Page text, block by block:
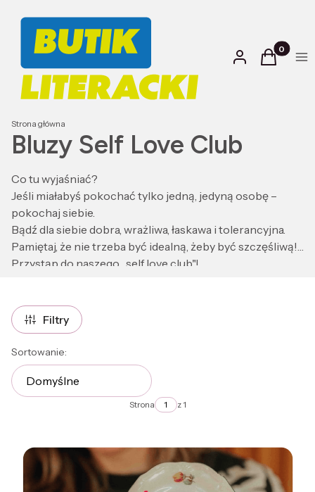
Zaloguj sięProdukty
Koszyk
Strona główna
Bluzy Self Love Club
Co tu wyjaśniać?
Jeśli miałabyś pokochać tylko jedną, jedyną osobę –
pokochaj siebie.
Bądź dla siebie dobra, wrażliwa, łaskawa i tolerancyjna.
Pamiętaj, że nie trzeba być idealną, żeby być szczęśliwą!
Przystąp do naszego „self love club"!
Filtry
Lista produktów
Sortowanie:
Domyślne
Strona z 1